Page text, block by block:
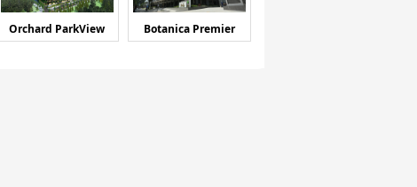
Orchard ParkView Botanica Premier